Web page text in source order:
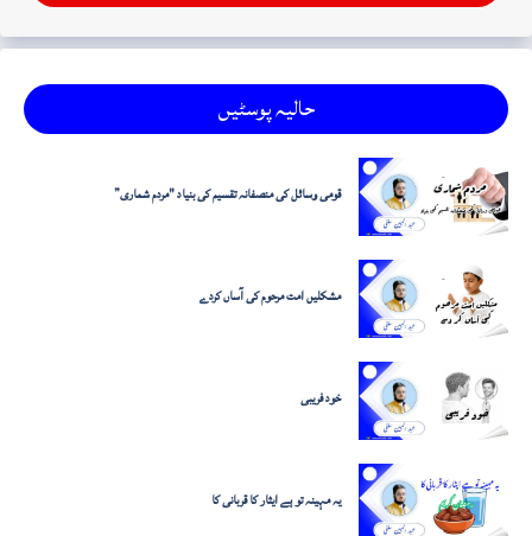
حالیہ پوسٹیں
قومی وسائل کی منصفانہ تقسیم کی بنیاد "مردم شماری”
مشکلیں امت مرحوم کی آساں کردے
خود فریبی
یہ مہینہ تو ہے ایثار کا قربانی کا